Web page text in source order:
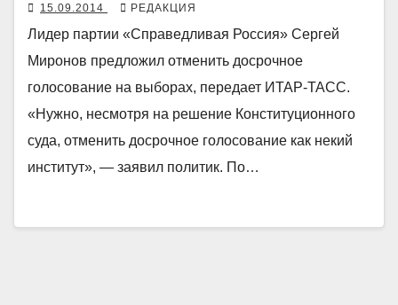
15.09.2014 РЕДАКЦИЯ
Лидер партии «Справедливая Россия» Сергей
Миронов предложил отменить досрочное
голосование на выборах, передает ИТАР-ТАСС.
«Нужно, несмотря на решение Конституционного
суда, отменить досрочное голосование как некий
институт», — заявил политик. По…